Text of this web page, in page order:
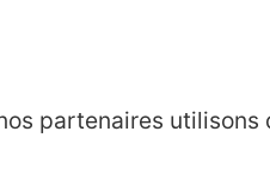
partenaires utilisons
de la formation
outils et des
à déployer les
à 1 mois, 3 ou 6